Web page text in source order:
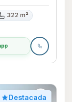
322 m²
Destacada